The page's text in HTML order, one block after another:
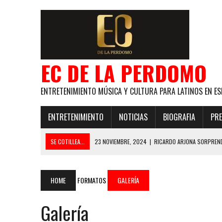
EC DE LA PERDOMO
ENTRETENIMIENTO MÚSICA Y CULTURA PARA LATINOS EN
ENTRETENIMIENTO NOTICIAS BIOGRAFIA
SE COTILLEA... 23 NOVIEMBRE, 2024 | RICARDO ARJONA
GANADORES PREMIOS EL COTILLEO 2024
21 NOVIEMBRE, 2023
ESLABON ARMADO SE LLEVA A CASA EL
GLOBAL ELLA BAILA SOLA
HOME FORMATOS GALERÍA
Galería